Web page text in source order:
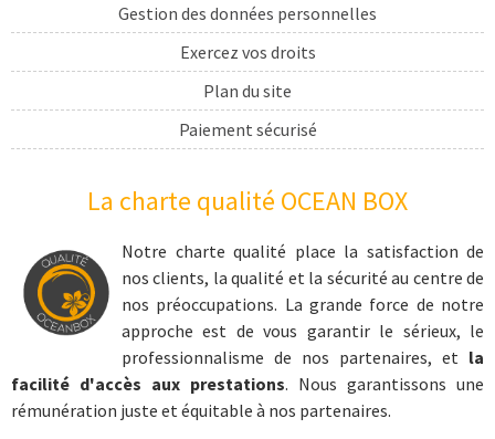
Gestion des données personnelles
Exercez vos droits
Plan du site
Paiement sécurisé
cadeau sport
coffret cadeau extrême
cadeau sports nautiques
cadeau aventure
coffret cadeau prestige
Kite surf
coffret cadeau kite surf
La charte qualité OCEAN BOX
Notre charte qualité place la satisfaction de
nos clients, la qualité et la sécurité au centre de
nos préoccupations. La grande force de notre
approche est de vous garantir le sérieux, le
professionnalisme de nos partenaires, et la
facilité d'accès aux prestations. Nous garantissons une
rémunération juste et équitable à nos partenaires.